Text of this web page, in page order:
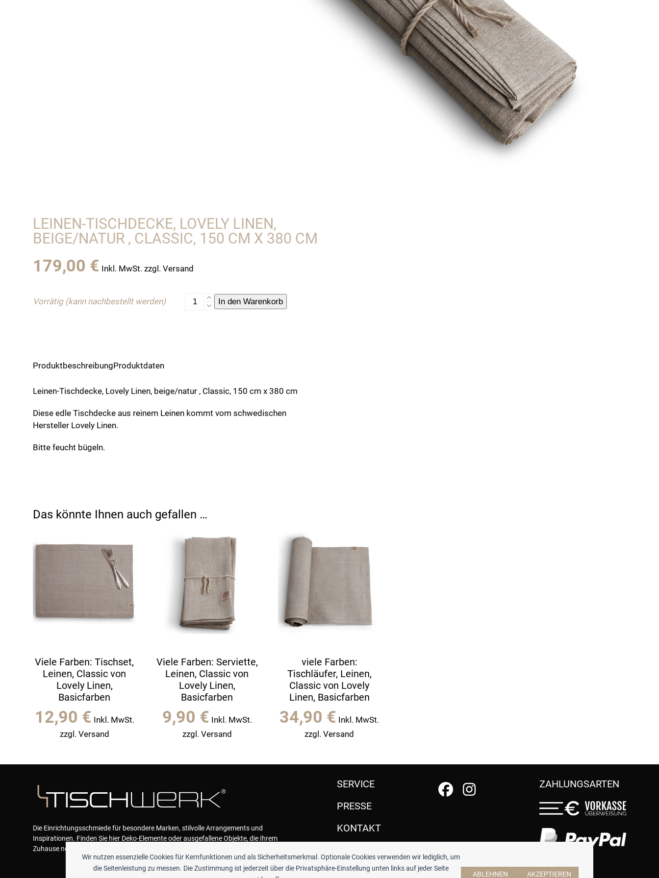
Wir nutzen essenzielle Cookies für Kernfunktionen und als Sicherheitsmerkmal. Optionale Cookies verwenden wir lediglich, um
die Seitenleistung zu messen. Die Zustimmung ist jederzeit über die Privatsphäre-Einstellung unten links auf jeder Seite
AKZEPTIEREN
ABLEHNEN
LEINEN-TISCHDECKE, LOVELY LINEN,
BEIGE/NATUR , CLASSIC, 150 CM X 380 CM
179,00 € Inkl. MwSt. zzgl. Versand
Vorrätig (kann nachbestellt werden)
Leinen-
Tischdecke,
cm
x
In den Warenkorb
ProduktbeschreibungProduktdaten
Leinen-Tischdecke, Lovely Linen, beige/natur , Classic, 150 cm x 380 cm
Diese edle Tischdecke aus reinem Leinen kommt vom schwedischen
Hersteller Lovely Linen.
Bitte feucht bügeln.
Das könnte Ihnen auch gefallen …
Viele Farben: Tischset,
Leinen, Classic von
Lovely Linen,
Basicfarben
12,90 € Inkl. MwSt.
zzgl. Versand
Viele Farben: Serviette,
Leinen, Classic von
Lovely Linen,
Basicfarben
9,90 € Inkl. MwSt.
zzgl. Versand
viele Farben:
Tischläufer, Leinen,
Classic von Lovely
Linen, Basicfarben
34,90 € Inkl. MwSt.
zzgl. Versand
Die Einrichtungsschmiede für besondere Marken, stilvolle Arrangements und
Inspirationen. Finden Sie hier Deko-Elemente oder ausgefallene Objekte, die Ihrem
Zuhause neue Akzente geben und das Wohlfühlen garantieren.
SERVICE
PRESSE
KONTAKT
ZAHLUNGSARTEN